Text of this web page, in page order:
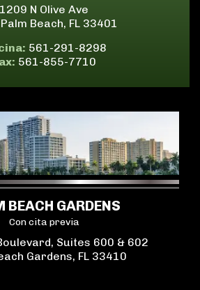
1209 N Olive Ave
Beach, FL 33401
561-291-8298
561-855-7710
BEACH GARDENS
Con cita previa
Suites 600 & 602
Gardens, FL 33410